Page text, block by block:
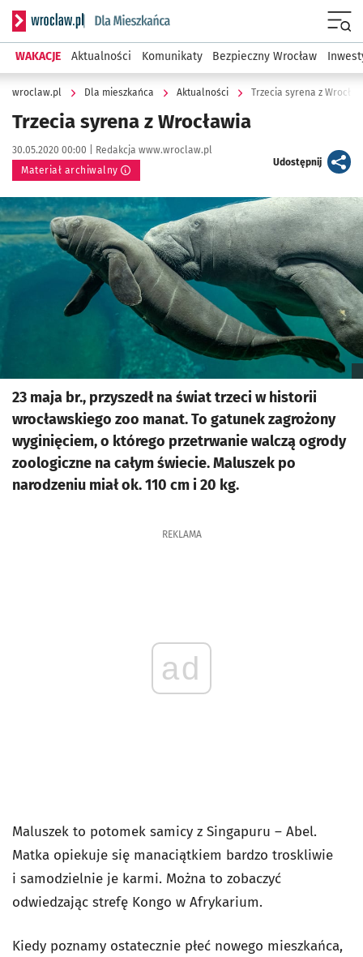
Serwis informacyjny wroclaw.pl podserwis: Dla mieszkańca
WAKACJE Aktualności Komunikaty Bezpieczny Wrocław
wroclaw.pl Dla mieszkańca Aktualności Trzecia syrena z
Trzecia syrena z Wrocławia
Data publikacji:
30.05.2020 00:00 | Autor:
Redakcja www.wroclaw.pl
Materiał archiwalny
Udostępnijartykuł
Kliknij, aby powiększyć
23 maja br., przyszedł na świat trzeci w historii
wrocławskiego zoo manat. To gatunek zagrożony
wyginięciem, o którego przetrwanie walczą ogrody
zoologiczne na całym świecie. Maluszek po
narodzeniu miał ok. 110 cm i 20 kg.
REKLAMA
ad
Maluszek to potomek samicy z Singapuru – Abel.
Matka opiekuje się manaciątkiem bardzo troskliwie
i samodzielnie je karmi. Można to zobaczyć
odwiedzając strefę Kongo w Afrykarium.
Kiedy poznamy ostatecznie płeć nowego mieszkańca,